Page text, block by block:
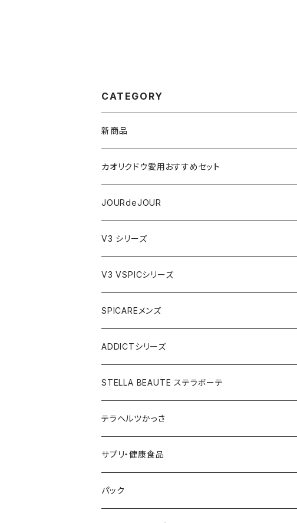
CATEGORY
新商品
VSPIC R
テラヘルツかっさデュアルカーブ
ビューティフェイススティック・リン
VSPIC C グロウミスト
VSPICサンセラム
レーザー&EMSリフトブラシPRO2.0
V3 Ｖスピック ブライトデリバリーC
V3 ＶスピックCマスク
V3インテリジェントファンデーション
スリムレイビタマインリポソームC
カオリクドウ愛用おすすめセット
JOURdeJOURセット
JOURdeJOUR＆テラヘルツかっさセット
JOURdeJOUR＆美顔器セット
紫外線対策セット
V3ベースメイクセット
紫外線対策&抗酸化サプリ
JOURdeJOUR
メディテーションゲル32
VEGANクレンジング
JOURdeJOURセット
メディテーションゲル2本セット
メディテーションゲル&クレンジングセット
リップアディクトセット
V3 シリーズ
ルカドクリーム
V3エキサイティングファンデーション
レフィル
V3シャイニングファンデーション
レフィル
V3ブリリアントファンデーション
レフィル
V3インテリジェントファンデーション
レフィル
V3プライマー
VMファンデーション
V3 VSPICシリーズ
Cサンセラム
VC美容液
Ｃグロウミスト
ブライトデリバリーC
Cマスク
Cトナー
SPICAREメンズ
スターターセット
VMファンデーション
メンズクレンザー
メンズ化粧水
メンズオールインワンセラム
ADDICTシリーズ
ラッシュアディクト
ラッシュトランスカラ
まつ毛美容液
リップアディクト
ヘアーアディクト
STELLA BEAUTE ステラボーテ
ビューティフェイススティックRIN
ビューティフェイススティック2.0
レーザー＆EMSリフトブラシPRO2.0
テラヘルツかっさ
雫型
円盤
サプリ・健康食品
V3ブライトデリバリーC
パック